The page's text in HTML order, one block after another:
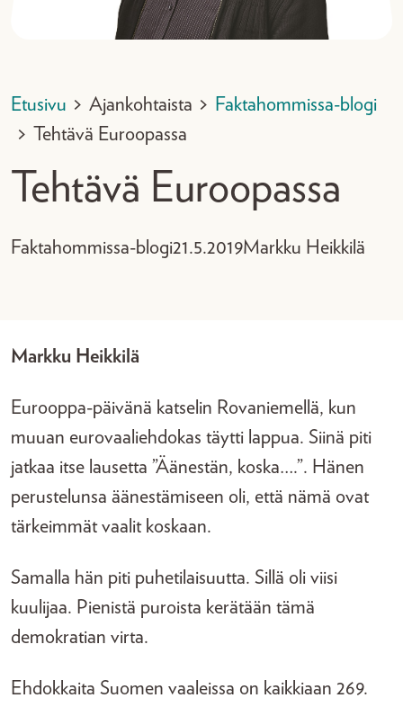
Etusivu > Ajankohtaista > Faktahommissa-blogi
> Tehtävä Euroopassa
Tehtävä Euroopassa
Faktahommissa-blogi21.5.2019Markku Heikkilä
Markku Heikkilä
Eurooppa-päivänä katselin Rovaniemellä, kun
muuan eurovaaliehdokas täytti lappua. Siinä piti
jatkaa itse lausetta ”Äänestän, koska….”. Hänen
perustelunsa äänestämiseen oli, että nämä ovat
tärkeimmät vaalit koskaan.
Samalla hän piti puhetilaisuutta. Sillä oli viisi
kuulijaa. Pienistä puroista kerätään tämä
demokratian virta.
Ehdokkaita Suomen vaaleissa on kaikkiaan 269.